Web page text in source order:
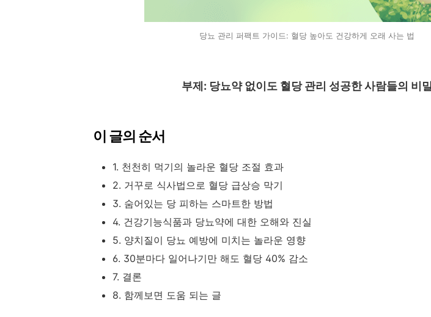
당뇨 관리 퍼팩트 가이드: 혈당 높아도 건강하게 오래 사는 법
부제: 당뇨약 없이도 혈당 관리 성공한 사람들의 비밀
이 글의 순서
1. 천천히 먹기의 놀라운 혈당 조절 효과
2. 거꾸로 식사법으로 혈당 급상승 막기
3. 숨어있는 당 피하는 스마트한 방법
4. 건강기능식품과 당뇨약에 대한 오해와 진실
5. 양치질이 당뇨 예방에 미치는 놀라운 영향
6. 30분마다 일어나기만 해도 혈당 40% 감소
7. 결론
8. 함께보면 도움 되는 글